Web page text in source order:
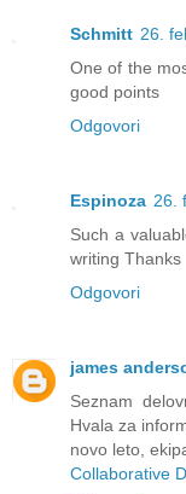
Schmitt 26.
One of the
good points
Odgovori
Espinoza 26.
Such a
writing Thanks
Odgovori
james
Seznam
Hvala za
novo leto,
Collaborative